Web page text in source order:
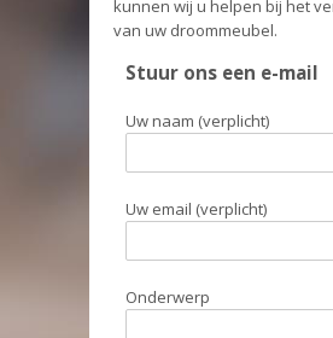
kunnen wij u helpen bij het
van uw droommeubel.
Stuur ons een e-mail
Uw naam (verplicht)
Uw email (verplicht)
Onderwerp